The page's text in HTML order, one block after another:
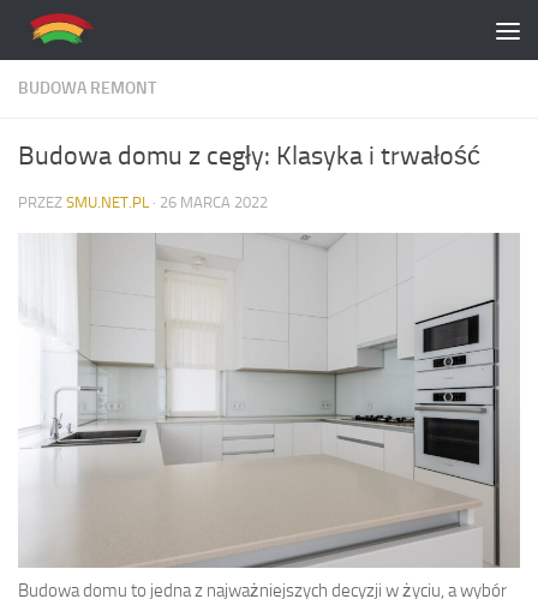
Skip to content
BUDOWA REMONT
Budowa domu z cegły: Klasyka i trwałość
PRZEZ SMU.NET.PL · 26 MARCA 2022
Budowa domu to jedna z najważniejszych decyzji w życiu, a wybór